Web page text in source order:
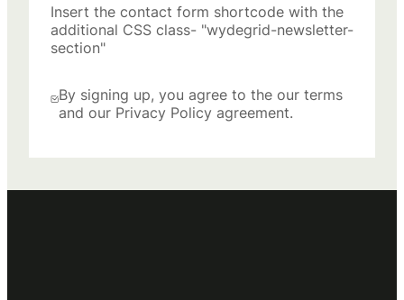
Insert the contact form shortcode with the
additional CSS class- "wydegrid-newsletter-
section"
By signing up, you agree to the our terms
and our Privacy Policy agreement.